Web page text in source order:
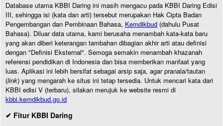
Database utama KBBI Daring ini masih mengacu pada KBBI Daring Edisi
III, sehingga isi (kata dan arti) tersebut merupakan Hak Cipta Badan
Pengembangan dan Pembinaan Bahasa, Kemdikbud (dahulu Pusat
Bahasa). Diluar data utama, kami berusaha menambah kata-kata baru
yang akan diberi keterangan tambahan dibagian akhir arti atau definisi
dengan "Definisi Eksternal". Semoga semakin menambah khazanah
referensi pendidikan di Indonesia dan bisa memberikan manfaat yang
luas. Aplikasi ini lebih bersifat sebagai arsip saja, agar pranala/tautan
(link) yang mengarah ke situs ini tetap tersedia. Untuk mencari kata dari
KBBI edisi V (terbaru), silakan merujuk ke website resmi di
kbbi.kemdikbud.go.id
✔ Fitur KBBI Daring